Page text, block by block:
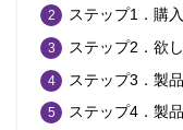
s
ステップ1．購
ステップ2．欲
ステップ3．製
ステップ4．製